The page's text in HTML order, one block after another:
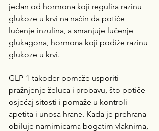
jedan od hormona koji regulira razinu
glukoze u krvi na način da potiče
lučenje inzulina, a smanjuje lučenje
glukagona, hormona koji podiže razinu
glukoze u krvi.
GLP-1 također pomaže usporiti
pražnjenje želuca i probavu, što potiče
osjećaj sitosti i pomaže u kontroli
apetita i unosa hrane. Kada je prehrana
obiluje namirnicama bogatim vlaknima,